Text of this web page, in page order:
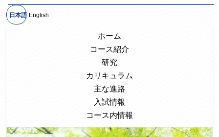
日本語 English
ホーム
コース紹介
研究
カリキュラム
主な進路
入試情報
コース内情報